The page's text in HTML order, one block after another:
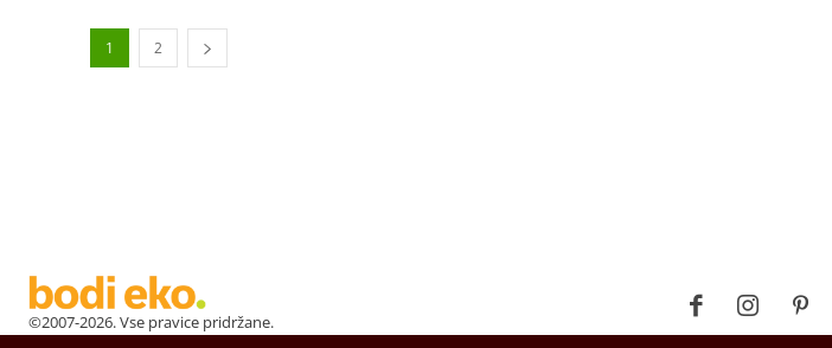
1 2
©2007-2026. Vse pravice pridržane.